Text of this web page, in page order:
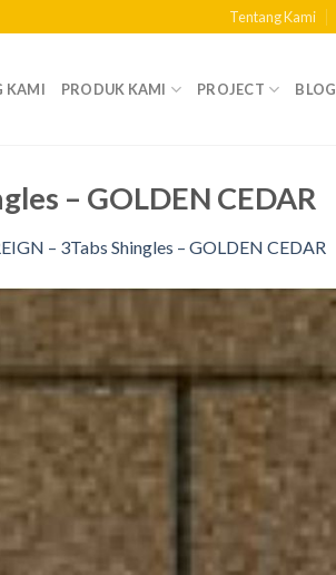
Tentang Kami
KAMI PRODUK KAMI PROJECT BLOG
– GOLDEN CEDAR
– 3Tabs Shingles – GOLDEN CEDAR